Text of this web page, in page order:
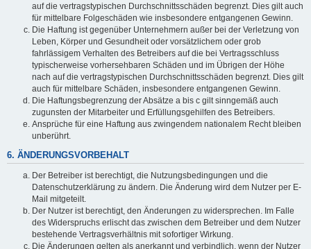
auf die vertragstypischen Durchschnittsschäden begrenzt. Dies gilt auch
für mittelbare Folgeschäden wie insbesondere entgangenen Gewinn.
Die Haftung ist gegenüber Unternehmern außer bei der Verletzung von
Leben, Körper und Gesundheit oder vorsätzlichem oder grob
fahrlässigem Verhalten des Betreibers auf die bei Vertragsschluss
typischerweise vorhersehbaren Schäden und im Übrigen der Höhe
nach auf die vertragstypischen Durchschnittsschäden begrenzt. Dies gilt
auch für mittelbare Schäden, insbesondere entgangenen Gewinn.
Die Haftungsbegrenzung der Absätze a bis c gilt sinngemäß auch
zugunsten der Mitarbeiter und Erfüllungsgehilfen des Betreibers.
Ansprüche für eine Haftung aus zwingendem nationalem Recht bleiben
unberührt.
6. ÄNDERUNGSVORBEHALT
Der Betreiber ist berechtigt, die Nutzungsbedingungen und die
Datenschutzerklärung zu ändern. Die Änderung wird dem Nutzer per E-
Mail mitgeteilt.
Der Nutzer ist berechtigt, den Änderungen zu widersprechen. Im Falle
des Widerspruchs erlischt das zwischen dem Betreiber und dem Nutzer
bestehende Vertragsverhältnis mit sofortiger Wirkung.
Die Änderungen gelten als anerkannt und verbindlich, wenn der Nutzer